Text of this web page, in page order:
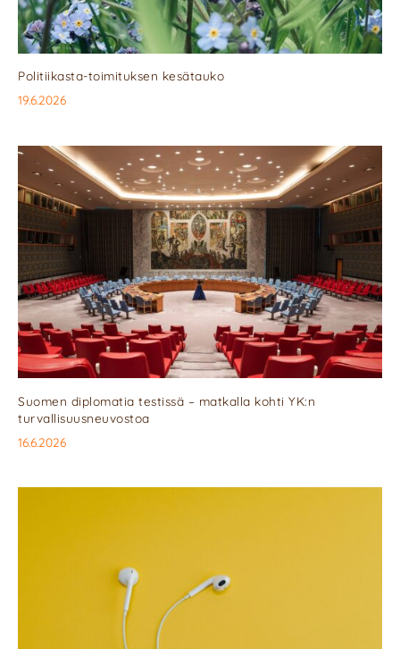
Politiikasta-toimituksen kesätauko
19.6.2026
Suomen diplomatia testissä – matkalla kohti YK:n
turvallisuusneuvostoa
16.6.2026